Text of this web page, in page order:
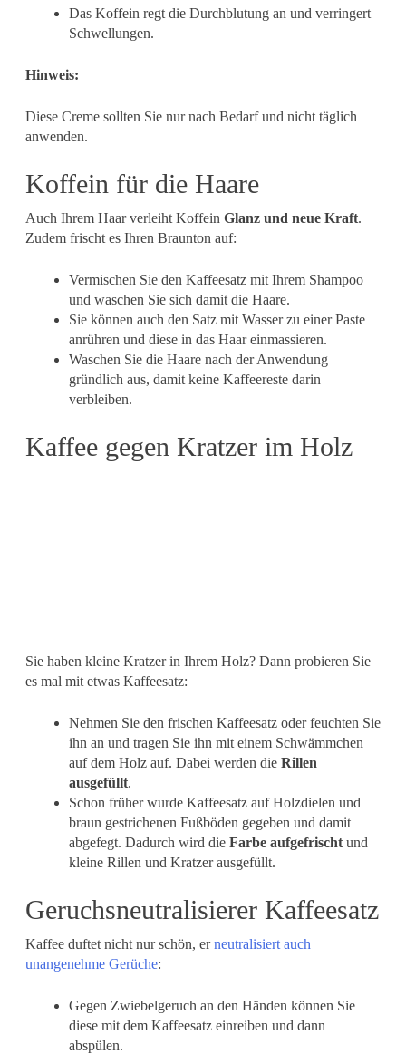
Das Koffein regt die Durchblutung an und verringert
Schwellungen.
Hinweis:
Diese Creme sollten Sie nur nach Bedarf und nicht täglich
anwenden.
Koffein für die Haare
Auch Ihrem Haar verleiht Koffein Glanz und neue Kraft.
Zudem frischt es Ihren Braunton auf:
Vermischen Sie den Kaffeesatz mit Ihrem Shampoo
und waschen Sie sich damit die Haare.
Sie können auch den Satz mit Wasser zu einer Paste
anrühren und diese in das Haar einmassieren.
Waschen Sie die Haare nach der Anwendung
gründlich aus, damit keine Kaffeereste darin
verbleiben.
Kaffee gegen Kratzer im Holz
Sie haben kleine Kratzer in Ihrem Holz? Dann probieren Sie
es mal mit etwas Kaffeesatz:
Nehmen Sie den frischen Kaffeesatz oder feuchten Sie
ihn an und tragen Sie ihn mit einem Schwämmchen
auf dem Holz auf. Dabei werden die Rillen
ausgefüllt.
Schon früher wurde Kaffeesatz auf Holzdielen und
braun gestrichenen Fußböden gegeben und damit
abgefegt. Dadurch wird die Farbe aufgefrischtund
kleine Rillen und Kratzer ausgefüllt.
Geruchsneutralisierer Kaffeesatz
Kaffee duftet nicht nur schön, erneutralisiert auch
unangenehme Gerüche:
Gegen Zwiebelgeruch an den Händen können Sie
diese mit dem Kaffeesatz einreiben und dann
abspülen.